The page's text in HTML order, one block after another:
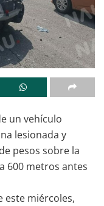
un vehículo
lesionada y
pesos sobre la
600 metros antes
este miércoles,